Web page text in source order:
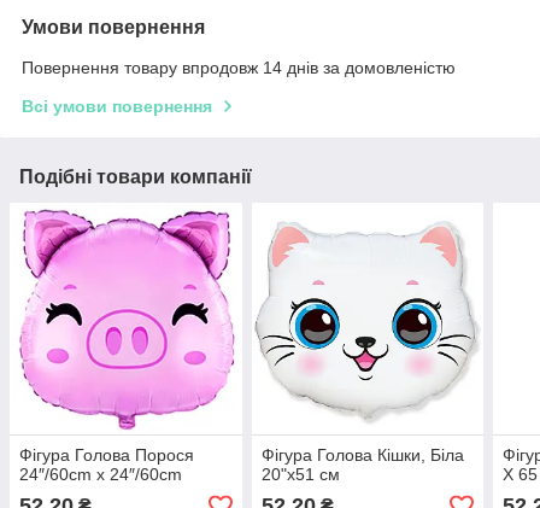
Умови повернення
Повернення товару впродовж 14 днів за домовленістю
Всі умови повернення
Подібні товари компанії
Фігура Голова Порося
24″/60cm x 24″/60cm
Фігура Голова Кішки, Біла
20"х51 см
X